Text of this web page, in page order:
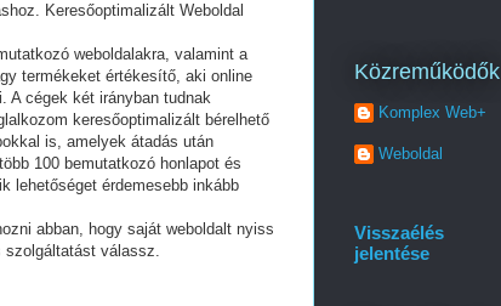
Keresőoptimalizált Weboldal
weboldalakra, valamint a
termékeket értékesítő, aki online
A cégek két irányban tudnak
keresőoptimalizált bérelhető
is, amelyek átadás után
100 bemutatkozó honlapot és
lehetőséget érdemesebb inkább
abban, hogy saját weboldalt nyiss
szolgáltatást válassz.
Közreműködők
Komplex Web+
Weboldal
Visszaélés
jelentése